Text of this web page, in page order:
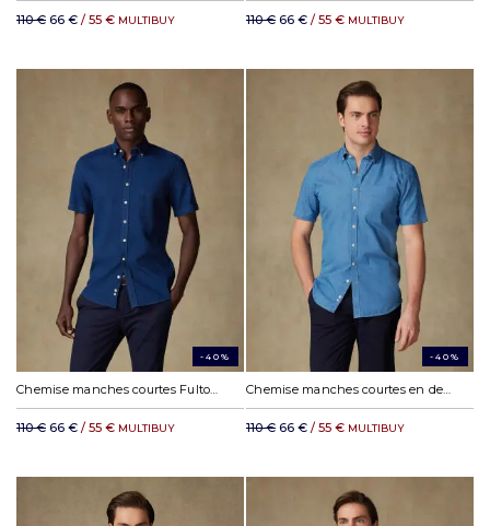
110 € 66 € / 55 € MULTIBUY 110 € 66 € / 55 € MULTIBUY
-40%
Chemise manches courtes Fulton indigo - Col boutonné
110 € 66 € / 55 € MULTIBUY
-40%
Chemise manches courtes en denim ciel - Col boutonné
110 € 66 € / 55 € MULTIBUY